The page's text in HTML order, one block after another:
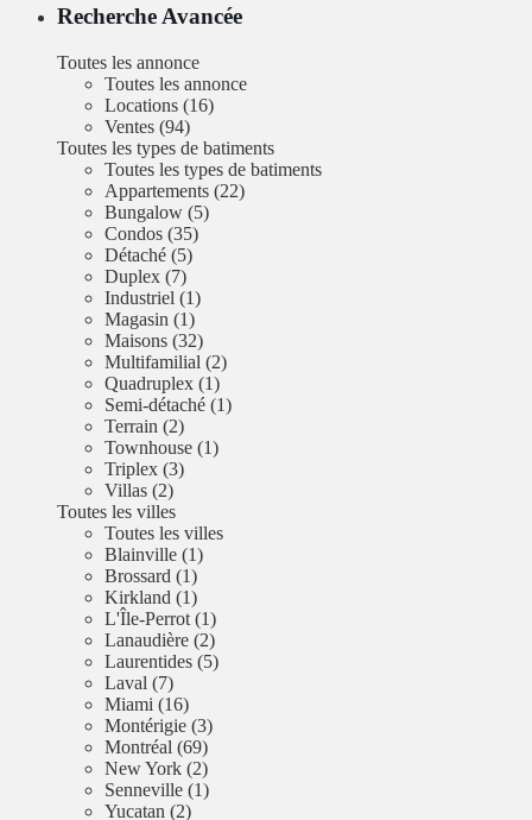
Recherche Avancée
Toutes les annonce
Toutes les annonce
Locations (16)
Ventes (94)
Toutes les types de batiments
Toutes les types de batiments
Appartements (22)
Bungalow (5)
Condos (35)
Détaché (5)
Duplex (7)
Industriel (1)
Magasin (1)
Maisons (32)
Multifamilial (2)
Quadruplex (1)
Semi-détaché (1)
Terrain (2)
Townhouse (1)
Triplex (3)
Villas (2)
Toutes les villes
Toutes les villes
Blainville (1)
Brossard (1)
Kirkland (1)
L'Île-Perrot (1)
Lanaudière (2)
Laurentides (5)
Laval (7)
Miami (16)
Montérigie (3)
Montréal (69)
New York (2)
Senneville (1)
Yucatan (2)